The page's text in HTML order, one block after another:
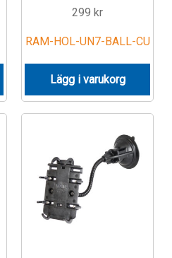
299 kr
RAM-HOL-UN7-BALL-CU
Lägg i varukorg